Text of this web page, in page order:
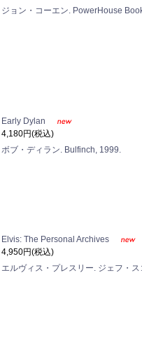
ジョン・コーエン. PowerHouse
Early Dylan
4,180円(税込)
ボブ・ディラン. Bulfinch, 1999.
Elvis: The Personal Archives
4,950円(税込)
エルヴィス・プレスリー. ジェフ・